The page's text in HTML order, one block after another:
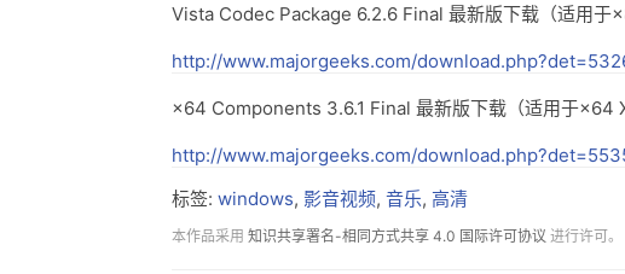
Vista Codec Package 6.2.6 Final 最新版下载（适用于
http://www.majorgeeks.com/
×64 Components 3.6.1 Final 最新版下载（适用于×64
http://www.majorgeeks.com/
标签: windows, 影音视频, 音乐, 高清
本作品采用 知识共享署名-相同方式共享 4.0 国际许可协议 进行许可。